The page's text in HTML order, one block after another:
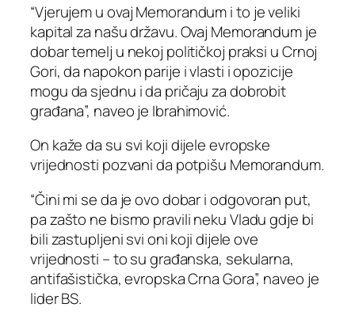
“Vjerujem u ovaj Memorandum i to je veliki
kapital za našu državu. Ovaj Memorandum je
dobar temelj u nekoj političkoj praksi u Crnoj
Gori, da napokon parije i vlasti i opozicije
mogu da sjednu i da pričaju za dobrobit
građana”, naveo je Ibrahimović.
On kaže da su svi koji dijele evropske
vrijednosti pozvani da potpišu Memorandum.
“Čini mi se da je ovo dobar i odgovoran put,
pa zašto ne bismo pravili neku Vladu gdje bi
bili zastupljeni svi oni koji dijele ove
vrijednosti – to su građanska, sekularna,
antifašistička, evropska Crna Gora”, naveo je
lider BS.